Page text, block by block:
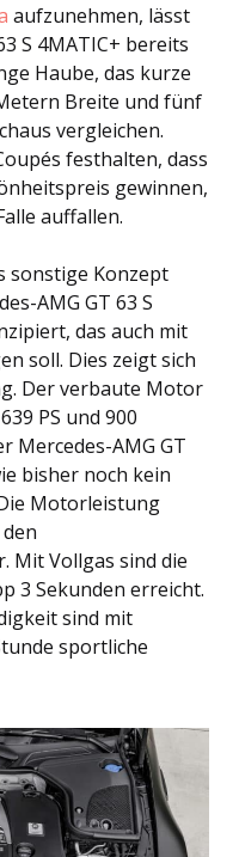
aufzunehmen, lässt
S 4MATIC+ bereits
Haube, das kurze
Breite und fünf
vergleichen.
festhalten, dass
gewinnen,
auffallen.
sonstige Konzept
AMG GT 63 S
das auch mit
soll. Dies zeigt sich
Der verbaute Motor
PS und 900
Mercedes-AMG GT
bisher noch kein
Motorleistung
Mit Vollgas sind die
3 Sekunden erreicht.
sind mit
sportliche